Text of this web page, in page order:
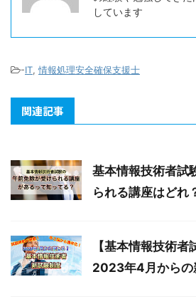
しています
-IT, 情報処理安全確保支援士
関連記事
基本情報技術者試
られる講座はどれ
【基本情報技術者
2023年4月からの